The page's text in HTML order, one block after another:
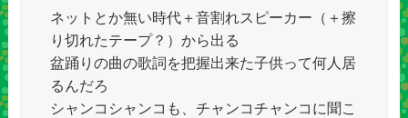
ネットとか無い時代＋音割れスピーカー（＋擦
り切れたテープ？）から出る
盆踊りの曲の歌詞を把握出来た子供って何人居
るんだろ
シャンコシャンコも、チャンコチャンコに聞こ